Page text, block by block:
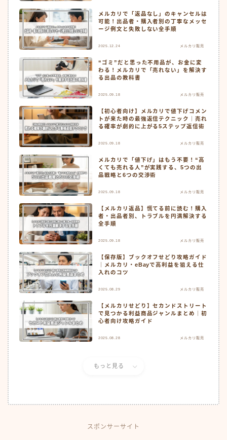
メルカリで「返品なし」のキャンセルは
可能！出品者・購入者別の丁寧なメッセ
ージ例文と失敗しない全手順
2025.12.24 メルカリ販売
“ゴミ”だと思った不用品が、お金に変
わる！メルカリで「売れない」を解決す
る出品の教科書
2025.09.18 メルカリ販売
【初心者向け】メルカリで値下げコメン
トが来た時の最強返信テクニック｜売れ
る確率が劇的に上がる5ステップ返信術
2025.09.18 メルカリ販売
メルカリで「値下げ」はもう不要！“高
くても売れる人”が実践する、5つの出
品戦略と6つの交渉術
2025.09.18 メルカリ販売
【メルカリ返品】慌てる前に読む！購入
者・出品者別、トラブルを円満解決する
全手順
2025.09.18 メルカリ販売
【保存版】ブックオフせどり攻略ガイド
｜メルカリ・eBayで高利益を狙える仕
入れのコツ
2025.08.29 メルカリ販売
【メルカリせどり】セカンドストリート
で見つかる利益商品ジャンルまとめ｜初
心者向け攻略ガイド
2025.08.28 メルカリ販売
もっと見る
スポンサーサイト